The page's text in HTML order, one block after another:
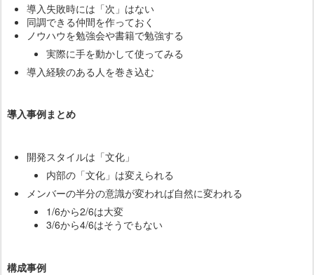
導入失敗時には「次」はない
同調できる仲間を作っておく
ノウハウを勉強会や書籍で勉強する
実際に手を動かして使ってみる
導入経験のある人を巻き込む
導入事例まとめ
開発スタイルは「文化」
内部の「文化」は変えられる
メンバーの半分の意識が変われば自然に変われる
1/6から2/6は大変
3/6から4/6はそうでもない
構成事例